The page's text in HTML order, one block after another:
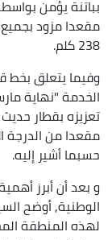
مقعدا مزود بجميع
238 كلم.
وفيما يتعلق بخط
حسبما أشير إليه.
و بعد أن أبرز
الوطنية, أوضح
لهذه المنطقة